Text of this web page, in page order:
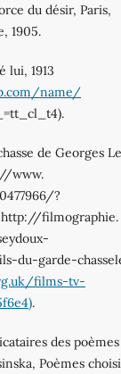
du désir, Paris,
1905.
lui, 1913
name/
de Georges Le
www.
?
filmographie.
du-garde-
films-tv-
.
des poèmes
Poèmes